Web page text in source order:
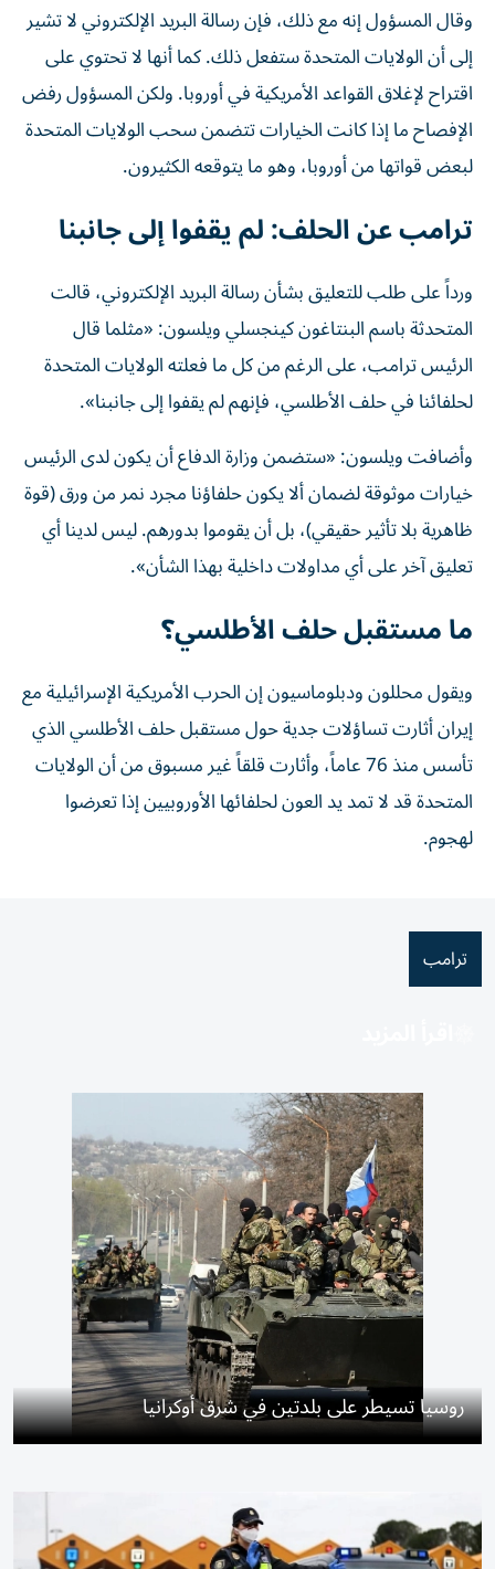
وقال المسؤول إنه مع ذلك، فإن رسالة البريد الإلكتروني لا تشير
إلى أن الولايات المتحدة ​ستفعل ذلك. ‌كما أنها لا تحتوي على
اقتراح لإغلاق القواعد الأمريكية في أوروبا. ولكن المسؤول رفض
‌الإفصاح ما إذا كانت الخيارات تتضمن سحب الولايات المتحدة
لبعض قواتها من أوروبا، وهو ما يتوقعه الكثيرون.
ترامب عن الحلف: لم يقفوا إلى جانبنا
ورداً على طلب للتعليق بشأن رسالة البريد الإلكتروني، قالت
المتحدثة باسم البنتاغون كينجسلي ويلسون: «مثلما قال
‌الرئيس ترامب، على الرغم ‌من كل ما فعلته الولايات المتحدة
لحلفائنا ⁠في حلف الأطلسي، فإنهم لم يقفوا إلى جانبنا».
وأضافت ويلسون: «ستضمن وزارة الدفاع أن ‌يكون لدى الرئيس
خيارات موثوقة لضمان ألا يكون حلفاؤنا مجرد نمر من ورق (قوة
ظاهرية بلا تأثير حقيقي)، بل أن يقوموا بدورهم. ليس لدينا أي
⁠تعليق آخر على أي مداولات داخلية بهذا الشأن».
ما مستقبل حلف الأطلسي؟
ويقول محللون ودبلوماسيون إن الحرب ​الأمريكية الإسرائيلية مع
إيران أثارت تساؤلات جدية حول مستقبل حلف الأطلسي الذي
تأسس منذ 76 عاماً، وأثارت قلقاً غير مسبوق من أن الولايات
المتحدة قد لا ⁠تمد يد العون لحلفائها الأوروبيين إذا تعرضوا
لهجوم.
ترامب
روسيا تسيطر على بلدتين في شرق أوكرانيا